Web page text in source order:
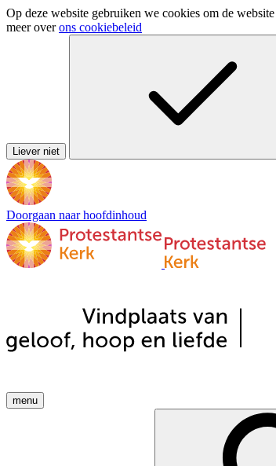
Op deze website gebruiken we cookies om de
meer overons cookiebeleid
Liever niet
Doorgaan naar hoofdinhoud
menu